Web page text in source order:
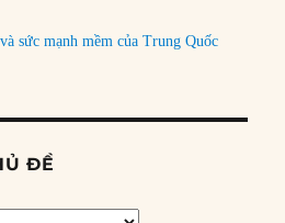
sức mạnh mềm của Trung Quốc
ĐỀ